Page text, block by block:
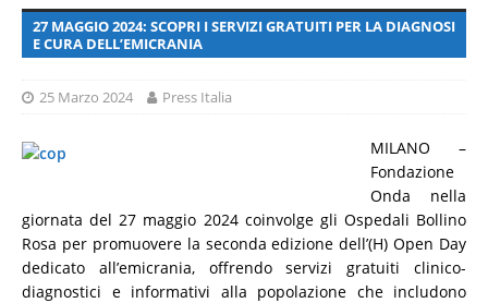
27 MAGGIO 2024: SCOPRI I SERVIZI GRATUITI PER LA DIAGNOSI
E CURA DELL’EMICRANIA
25 Marzo 2024 Press Italia
MILANO –
Fondazione
Onda nella
giornata del 27 maggio 2024 coinvolge gli Ospedali Bollino
Rosa per promuovere la seconda edizione dell’(H) Open Day
dedicato all’emicrania, offrendo servizi gratuiti clinico-
diagnostici e informativi alla popolazione che includono